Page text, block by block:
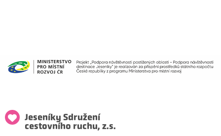
Jeseníky Sdružení
cestovního ruchu, z.s.